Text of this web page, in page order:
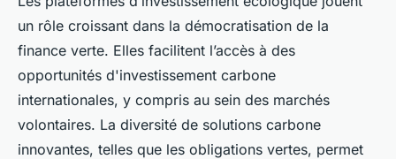
un rôle croissant dans la démocratisation de la
finance verte. Elles facilitent l’accès à des
opportunités d'investissement carbone
internationales, y compris au sein des marchés
volontaires. La diversité de solutions carbone
innovantes, telles que les obligations vertes, permet